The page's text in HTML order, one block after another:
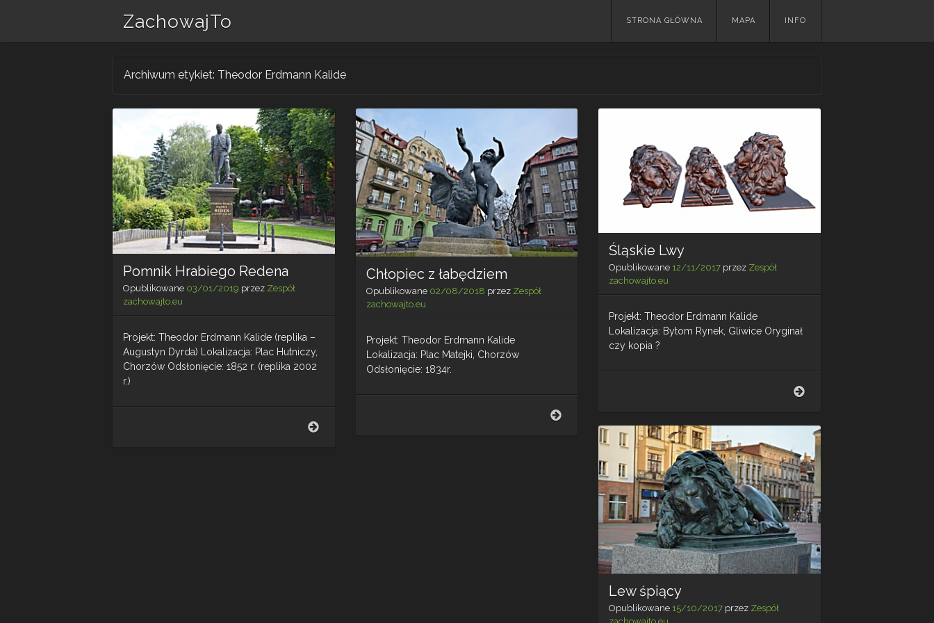
ZachowajTo
Skip
STRONA GŁÓWNA MAPA INFO
Archiwum etykiet: Theodor Erdmann Kalide
Pomnik Hrabiego Redena
Opublikowane 03/01/2019 przez Zespół
zachowajto.eu
Projekt: Theodor Erdmann Kalide (replika –
Augustyn Dyrda) Lokalizacja: Plac Hutniczy,
Chorzów Odsłonięcie: 1852 r. (replika 2002
r.)
Chłopiec z łabędziem
Opublikowane 02/08/2018 przez Zespół
zachowajto.eu
Projekt: Theodor Erdmann Kalide
Lokalizacja: Plac Matejki, Chorzów
Odsłonięcie: 1834r.
łabędziem
Śląskie Lwy
Opublikowane 12/11/2017 przez Zespół
zachowajto.eu
Projekt: Theodor Erdmann Kalide
Lokalizacja: Bytom Rynek, Gliwice Oryginał
czy kopia ?
Lew śpiący
Opublikowane 15/10/2017 przez Zespół